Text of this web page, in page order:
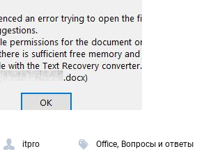
itpro Office, Вопросы и ответы